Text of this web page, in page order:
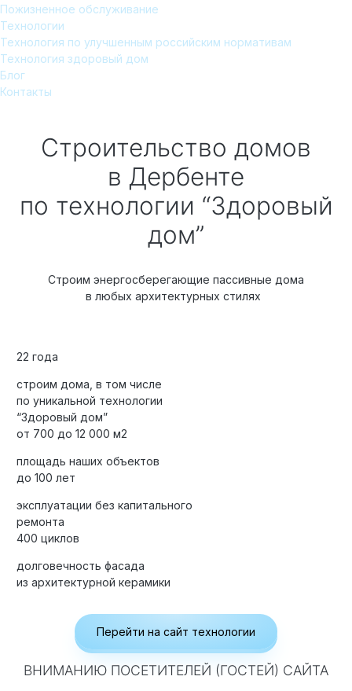
Пожизненное обслуживание
Технологии
Технология по улучшенным российским нормативам
Технология здоровый дом
Блог
Контакты
Строительство домов
в Дербенте
по технологии “Здоровый
дом”
Строим энергосберегающие пассивные дома
в любых архитектурных стилях
22 года
строим дома, в том числе
по уникальной технологии
“Здоровый дом”
от 700 до 12 000 м2
площадь наших объектов
до 100 лет
эксплуатации без капитального
ремонта
400 циклов
долговечность фасада
из архитектурной керамики
Перейти на сайт технологии
ВНИМАНИЮ ПОСЕТИТЕЛЕЙ (ГОСТЕЙ) САЙТА